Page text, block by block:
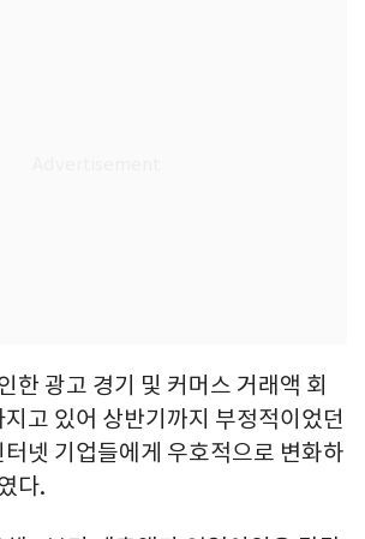
한 광고 경기 및 커머스 거래액 회
고 있어 상반기까지 부정적이었던
넷 기업들에게 우호적으로 변화하
다.